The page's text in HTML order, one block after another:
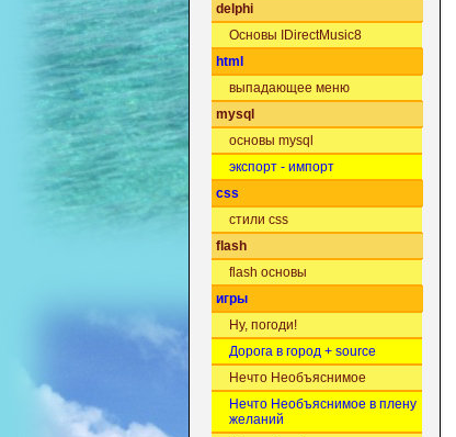
delphi
Основы IDirectMusic8
html
выпадающее меню
mysql
основы mysql
экспорт - импорт
css
стили css
flash
flash основы
игры
Ну, погоди!
Дорога в город + source
Нечто Необъяснимое
Нечто Необъяснимое в плену
желаний